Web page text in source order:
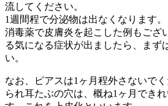
流してください。
1週間程で分泌物は出なくなります。
消毒薬で皮膚炎を起こした例もござ
る気になる症状が出ましたら、まず
い。
なお、ピアスは1ヶ月程外さないで
られ耳たぶの穴は、概ね1ヶ月でき